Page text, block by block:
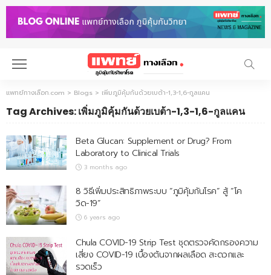
แพทย์ทางเลือก.com > Blogs > เพิ่มภูมิคุ้มกันด้วยเบต้า-1,3-1,6-กูลแคน
Tag Archives: เพิ่มภูมิคุ้มกันด้วยเบต้า-1,3-1,6-กูลแคน
Beta Glucan: Supplement or Drug? From
Laboratory to Clinical Trials
3 months ago
8 วิธีเพิ่มประสิทธิภาพระบบ “ภูมิคุ้มกันโรค” สู้ “โค
วิด-19”
6 years ago
Chula COVID-19 Strip Test ชุดตรวจคัดกรองความ
เสี่ยง COVID-19 เบื้องต้นจากผลเลือด สะดวกและ
รวดเร็ว